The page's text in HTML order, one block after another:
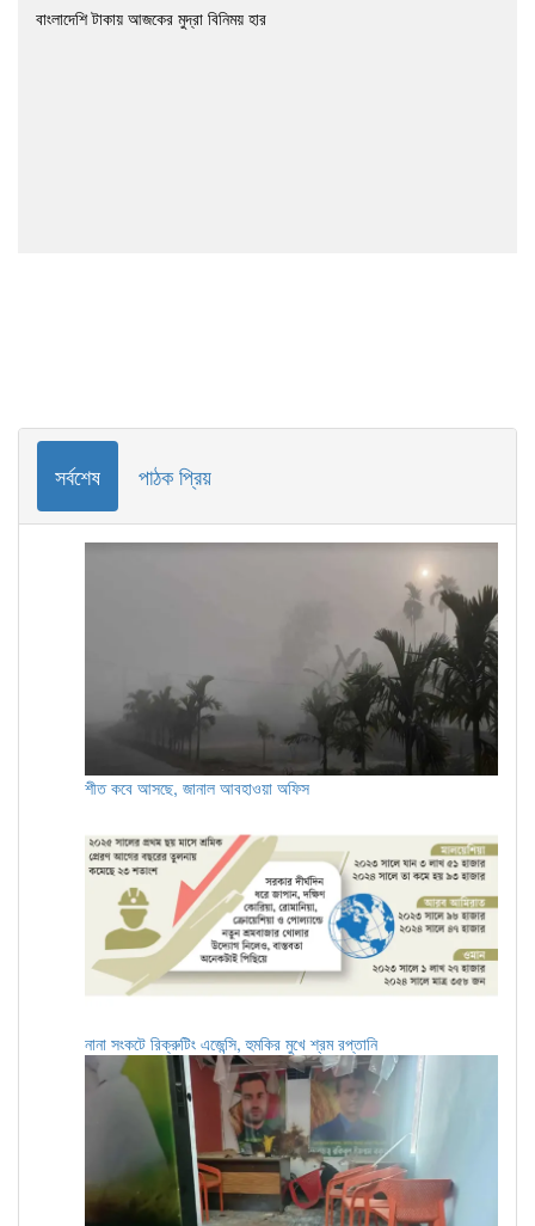
বাংলাদেশি টাকায় আজকের মুদ্রা বিনিময় হার
সর্বশেষ পাঠক প্রিয়
শীত কবে আসছে, জানাল আবহাওয়া অফিস
নানা সংকটে রিক্রুটিং এজেন্সি, হুমকির মুখে শ্রম রপ্তানি